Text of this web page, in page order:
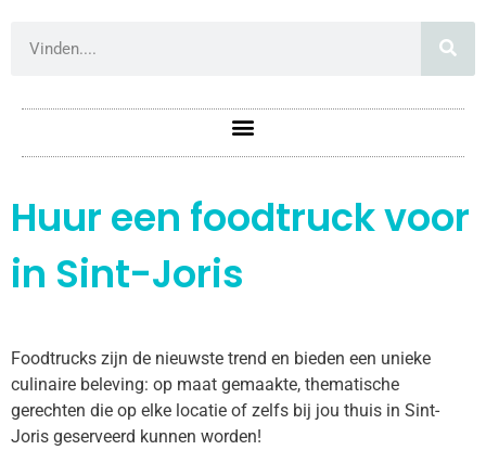
Huur een foodtruck voor
in Sint-Joris
Foodtrucks zijn de nieuwste trend en bieden een unieke
culinaire beleving: op maat gemaakte, thematische
gerechten die op elke locatie of zelfs bij jou thuis in Sint-
Joris geserveerd kunnen worden!